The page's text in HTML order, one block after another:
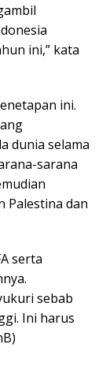
ini,” kata
ini.
dunia selama
sarana
Palestina dan
serta
sebab
Ini harus